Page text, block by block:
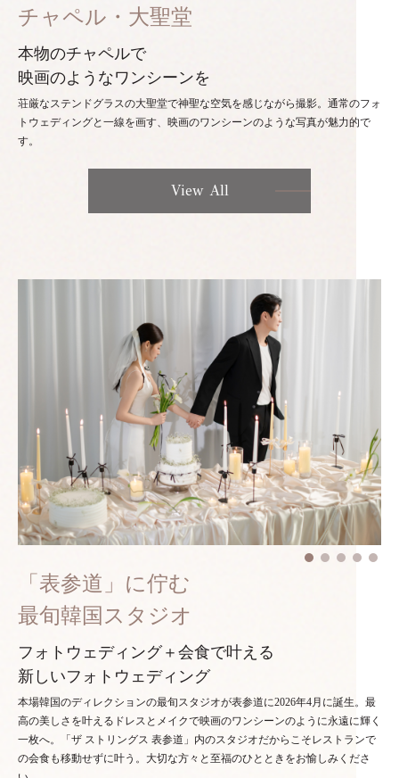
チャペル・大聖堂
本物のチャペルで
映画のようなワンシーンを
荘厳なステンドグラスの大聖堂で神聖な空気を感じながら撮影。通常のフォ
トウェディングと一線を画す、映画のワンシーンのような写真が魅力的で
す。
View All
「表参道」に佇む
最旬韓国スタジオ
フォトウェディング＋会食で叶える
新しいフォトウェディング
本場韓国のディレクションの最旬スタジオが表参道に2026年4月に誕生。最
高の美しさを叶えるドレスとメイクで映画のワンシーンのように永遠に輝く
一枚へ。「ザ ストリングス 表参道」内のスタジオだからこそレストランで
の会食も移動せずに叶う。大切な方々と至福のひとときをお愉しみくださ